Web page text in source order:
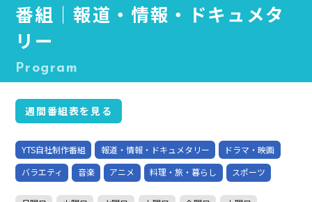
番組｜報道・情報・ドキュメタ
リー
Program
週間番組表を見る
YTS自社制作番組 報道・情報・ドキュメタリー
ドラマ・映画
バラエティ
音楽 アニメ 料理・旅・暮らし スポーツ